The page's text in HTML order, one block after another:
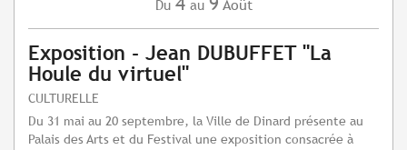
Du au Août
Exposition - Jean DUBUFFET "La
Houle du virtuel"
CULTURELLE
Du 31 mai au 20 septembre, la Ville de Dinard présente au
Palais des Arts et du Festival une exposition consacrée à